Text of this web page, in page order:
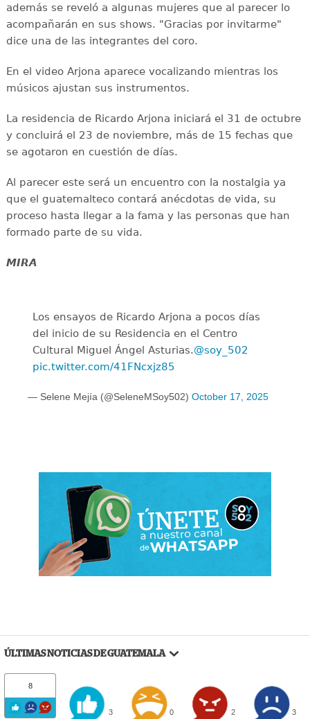
además se reveló a algunas mujeres que al parecer lo
acompañarán en sus shows. "Gracias por invitarme"
dice una de las integrantes del coro.
En el video Arjona aparece vocalizando mientras los
músicos ajustan sus instrumentos.
La residencia de Ricardo Arjona iniciará el 31 de octubre
y concluirá el 23 de noviembre, más de 15 fechas que
se agotaron en cuestión de días.
Al parecer este será un encuentro con la nostalgia ya
que el guatemalteco contará anécdotas de vida, su
proceso hasta llegar a la fama y las personas que han
formado parte de su vida.
MIRA
Los ensayos de Ricardo Arjona a pocos días
del inicio de su Residencia en el Centro
Cultural Miguel Ángel Asturias.@soy_502
pic.twitter.com/41FNcxjz85
— Selene Mejía (@SeleneMSoy502) October 17, 2025
ÚLTIMAS NOTICIAS DE GUATEMALA
8
3 0 2 3